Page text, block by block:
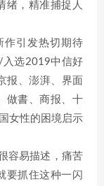
绪，精准捕捉人
引发热切期待
入选2019中信好
报、澎湃、界面
做書、商报、十
女性的困境启示
容易描述，痛苦
要抓住这种一闪